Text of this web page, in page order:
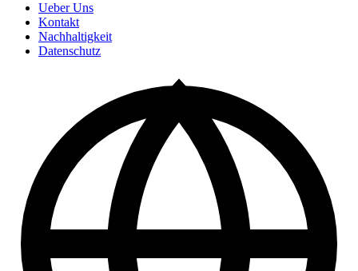
Ueber Uns
Kontakt
Nachhaltigkeit
Datenschutz